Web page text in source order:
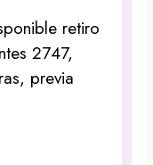
retiro
2747,
previa